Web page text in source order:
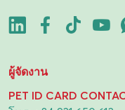
ผู้จัดงาน
PET ID CARD